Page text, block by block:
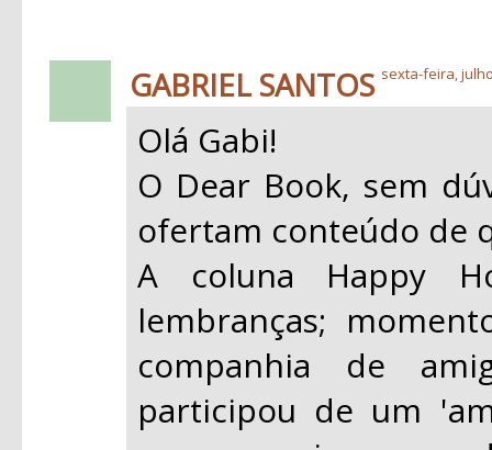
GABRIEL SANTOS sexta-feira,
Olá Gabi!
O Dear Book, sem
ofertam conteúdo de
A coluna Happy
lembranças;
companhia de
participou de um